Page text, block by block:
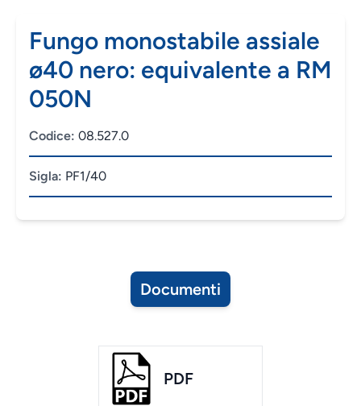
Fungo monostabile assiale
ø40 nero: equivalente a RM
050N
Codice: 08.527.0
Sigla: PF1/40
Documenti
PDF